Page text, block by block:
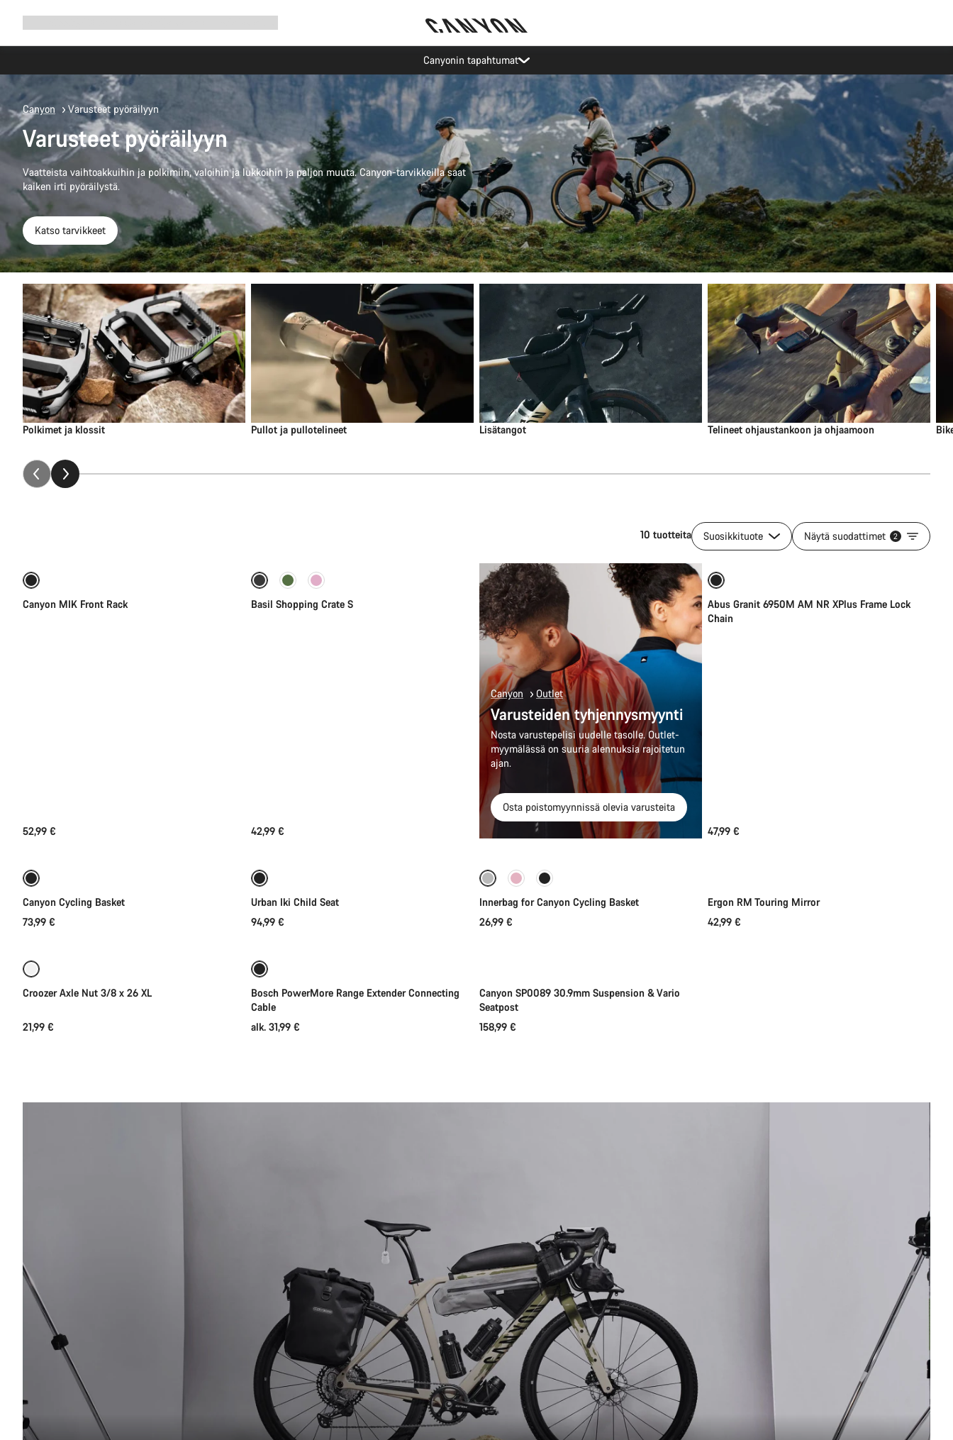
Tilaa Canyonin uutiskirje ja säästä
Canyon Varusteet pyöräilyyn
Varusteet pyöräilyyn
Vaatteista vaihtoakkuihin ja polkimiin, valoihin ja lukkoihin ja paljon muuta. Canyon-tarvikkeilla saat
kaiken irti pyöräilystä.
Katso tarvikkeet
Polkimet ja klossit Pullot ja pullotelineet Lisätangot Telineet ohjaustankoon ja ohjaamoon
10 tuotteita Suosikkituote Näytä suodattimet 2
Canyon MIK Front Rack
52,99 €
Basil Shopping Crate S
42,99 €
Canyon Outlet
Varusteiden tyhjennysmyynti
Nosta varustepelisi uudelle tasolle. Outlet-
myymälässä on suuria alennuksia rajoitetun
ajan.
Osta poistomyynnissä olevia varusteita
Lisää ostoskoriin
Abus Granit 6950M AM NR XPlus Frame Lock
Chain
47,99 €
Canyon Cycling Basket
73,99 €
Urban Iki Child Seat
94,99 €
Lisää ostoskoriin
Innerbag for Canyon Cycling Basket
26,99 €
Ergon RM Touring Mirror
42,99 €
Croozer Axle Nut 3/8 x 26 XL
21,99 €
Bosch PowerMore Range Extender Connecting
Cable
alk. 31,99 €
Canyon SP0089 30.9mm Suspension & Vario
Seatpost
158,99 €